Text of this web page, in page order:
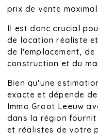
prix de vente maximal.
Il est donc crucial
de location réaliste
de l'emplacement,
construction et du
Bien qu'une
exacte et dépende
Immo Groot Leeuw
dans la région
et réalistes de votre